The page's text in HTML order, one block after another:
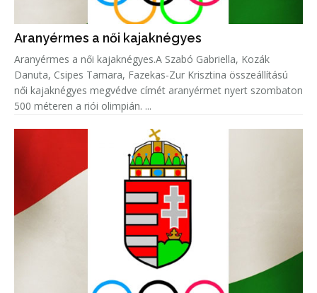
Aranyérmes a női kajaknégyes
Aranyérmes a női kajaknégyes.A Szabó Gabriella, Kozák
Danuta, Csipes Tamara, Fazekas-Zur Krisztina összeállítású
női kajaknégyes megvédve címét aranyérmet nyert szombaton
500 méteren a riói olimpián. ...